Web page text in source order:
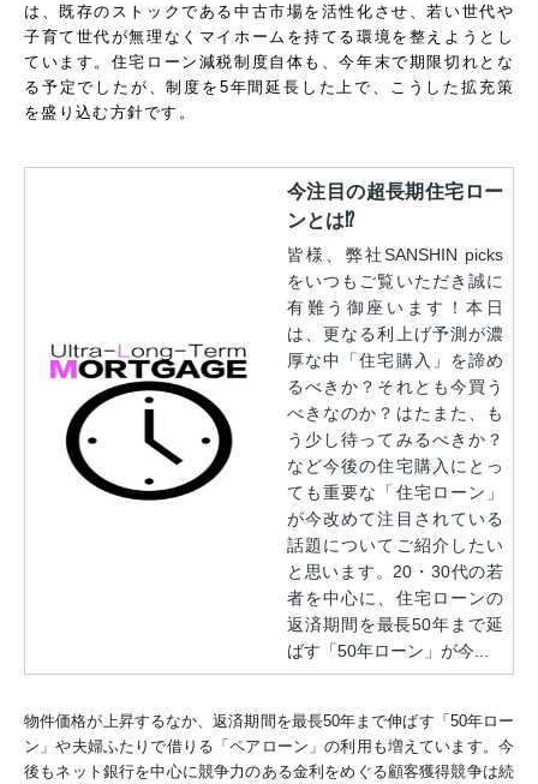
は、既存のストックである 中古市場を活性化 させ、若い世代や
子育て世代が無理なくマイホームを持てる環境を整えようとし
ています。 住宅ローン減税 制度自体も、今年末で期限切れとな
る予定でしたが、制度を 5年間延長 した上で、こうした拡充策
を盛り込む方針です。
今注目の超長期住宅ロー
ンとは⁉︎
皆様、弊社SANSHIN picks
をいつもご覧いただき誠に
有難う御座います！本日
は、更なる利上げ予測が濃
厚な中「住宅購入」を諦め
るべきか？それとも今買う
べきなのか？はたまた、も
う少し待ってみるべきか？
など今後の住宅購入にとっ
ても重要な「住宅ローン」
が今改めて注目されている
話題についてご紹介したい
と思います。20・30代の若
者を中心に、住宅ローンの
返済期間を最長50年まで延
ばす「50年ローン」が今...
物件価格が上昇するなか、返済期間を最長50年まで伸ばす「50年ロー
ン」や夫婦ふたりで借りる「ペアローン」の利用も増えています。今
後もネット銀行を中心に競争力のある金利をめぐる顧客獲得競争は続